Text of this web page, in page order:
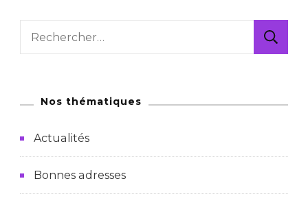
Rechercher :
Nos thématiques
Actualités
Bonnes adresses